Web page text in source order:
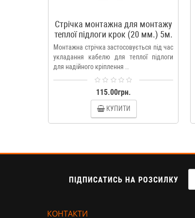
Стрічка монтажна для монтажу
теплої підлоги крок (20 мм.) 5м.
Монтажна стрічка застосовується під час
укладання кабелю для теплої підлоги
для надійного кріплення ..
115.00грн.
КУПИТИ
ПІДПИСАТИСЬ НА РОЗСИЛКУ
КОНТАКТИ